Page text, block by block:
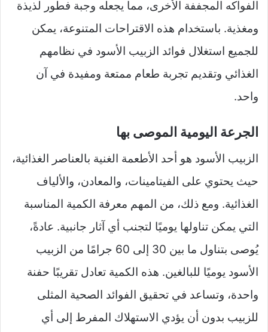
الفواكه المجففة الأخرى، مما يجعله وجبة فطور لذيذة
ومغذية. باستخدام هذه الاقتراحات المتنوعة، يمكن
للجميع استغلال فوائد الزبيب الأسود في نظامهم
الغذائي وتقديم تجربة طعام ممتعة ومفيدة في آن
واحد.
الجرعة اليومية الموصى بها
الزبيب الأسود هو أحد الأطعمة الغنية بالعناصر الغذائية،
حيث يحتوي على الفيتامينات، والمعادن، والألياف
الغذائية. ومع ذلك، من المهم معرفة الكمية المناسبة
التي يمكن تناولها يوميًا لتجنب أي آثار جانبية. عادةً،
يُوصى بتناول ما بين 30 إلى 60 جرامًا من الزبيب
الأسود يوميًا للبالغين. هذه الكمية تعادل تقريبًا حفنة
واحدة، وتساعد في تحقيق الفوائد الصحية المثلى
للزبيب بدون أن يؤدي الاستهلاك المفرط إلى أي